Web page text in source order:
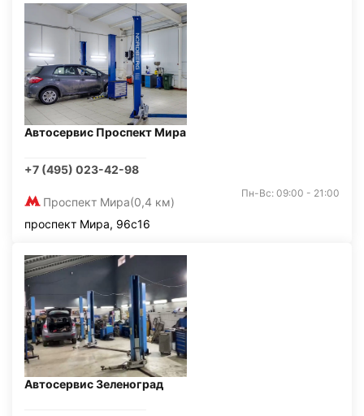
Автосервис Проспект Мира
+7 (495) 023-42-98
Проспект Мира(0,4 км)
Пн-Вс: 09:00 - 21:00
проспект Мира, 96с16
Автосервис Зеленоград